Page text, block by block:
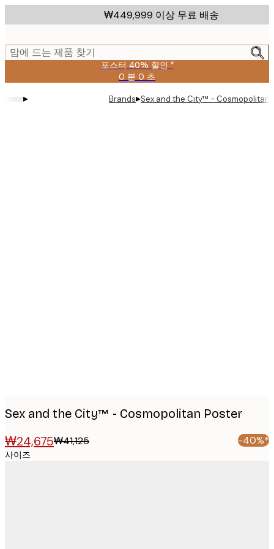
to
content.
₩449,999 이상 무료 배송
맘에 드는 제품 찾기
포스터 40% 할인 *
0 분 0 초
유
효
날
▸ Brands▸Sex and the City™ - Cosmopolitan
Sex and the City™ - Cosmopolitan Poster
₩24,675₩41,125 -40%*
사이즈